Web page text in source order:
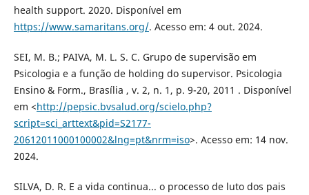
health support. 2020. Disponível em
https://www.samaritans.org/. Acesso em: 4 out. 2024.
SEI, M. B.; PAIVA, M. L. S. C. Grupo de supervisão em
Psicologia e a função de holding do supervisor. Psicologia
Ensino & Form., Brasília , v. 2, n. 1, p. 9-20, 2011 . Disponível
em <http://pepsic.bvsalud.org/scielo.php?
script=sci_arttext&pid=S2177-
20612011000100002&lng=pt&nrm=iso>. Acesso em: 14 nov.
2024.
SILVA, D. R. E a vida continua... o processo de luto dos pais